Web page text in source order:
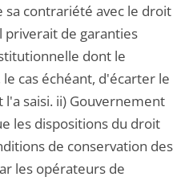
contrariété avec le droit
priverait de garanties
dont le
cas échéant, d'écarter le
saisi. ii) Gouvernement
les dispositions du droit
de conservation des
les opérateurs de